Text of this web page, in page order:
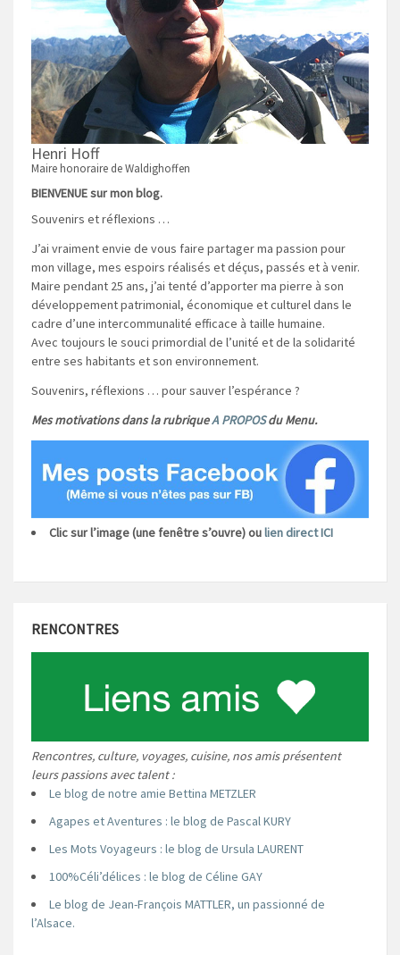
Henri Hoff
Maire honoraire de Waldighoffen
BIENVENUE sur mon blog.
Souvenirs et réflexions …
J’ai vraiment envie de vous faire partager ma passion pour
mon village, mes espoirs réalisés et déçus, passés et à venir.
Maire pendant 25 ans, j’ai tenté d’apporter ma pierre à son
développement patrimonial, économique et culturel dans le
cadre d’une intercommunalité efficace à taille humaine.
Avec toujours le souci primordial de l’unité et de la solidarité
entre ses habitants et son environnement.
Souvenirs, réflexions … pour sauver l’espérance ?
Mes motivations dans la rubriqueA PROPOSdu Menu.
Clic sur l’image (une fenêtre s’ouvre) oulien direct ICI
RENCONTRES
Rencontres, culture, voyages, cuisine, nos amis présentent
leurs passions avec talent :
Le blog de notre amie Bettina METZLER
Agapes et Aventures : le blog de Pascal KURY
Les Mots Voyageurs : le blog de Ursula LAURENT
100%Céli’délices : le blog de Céline GAY
Le blog de Jean-François MATTLER, un passionné de
l’Alsace.